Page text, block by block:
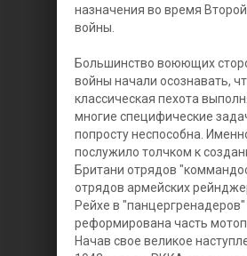
назначения во время
войны.
Большинство воюющих
войны начали осознавать,
классическая пехота
многие специфические
попросту неспособна.
послужило толчком к
Британи отрядов
отрядов армейских
Рейхе в
реформирована часть
Начав свое великое